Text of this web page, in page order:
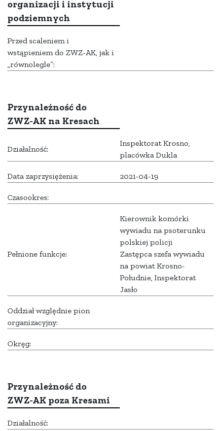
organizacji i instytucji
podziemnych
Przed scaleniem i
wstąpieniem do ZWZ-AK, jak i
„równolegle”:
Przynależność do
ZWZ-AK na Kresach
Działalność:
Inspektorat Krosno,
placówka Dukla
Data zaprzysiężenia: 2021-04-19
Czasookres:
Pełnione funkcje:
Kierownik komórki
wywiadu na psoterunku
polskiej policji
Zastępca szefa wywiadu
na powiat Krosno-
Południe, Inspektorat
Jasło
Oddział względnie pion
organizacyjny:
Okręg:
Przynależność do
ZWZ-AK poza Kresami
Działalność: